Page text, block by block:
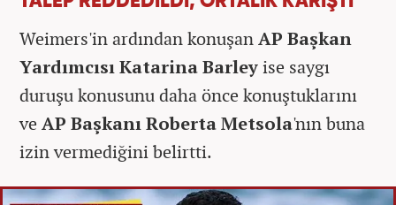
Weimers'in ardından konuşanAP Başkan
Yardımcısı Katarina Barleyise saygı
duruşu konusunu daha önce konuştuklarını
ve AP Başkanı Roberta Metsola'nın buna
izin vermediğini belirtti.